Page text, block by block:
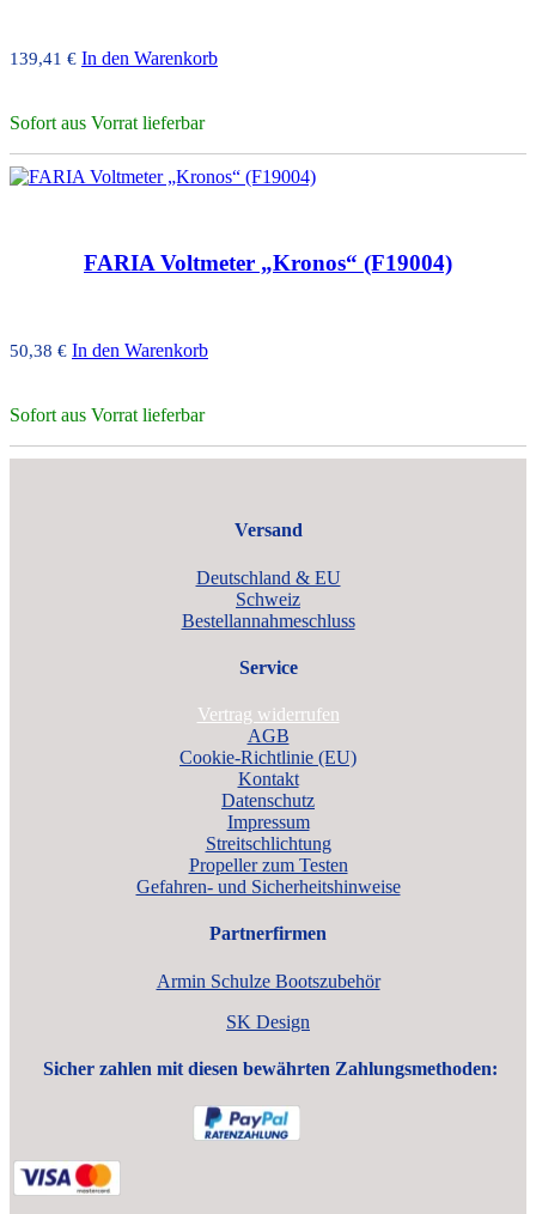
139,41 € In den Warenkorb
Sofort aus Vorrat lieferbar
FARIA Voltmeter „Kronos“ (F19004)
50,38 € In den Warenkorb
Sofort aus Vorrat lieferbar
Versand
Deutschland & EU
Schweiz
Bestellannahmeschluss
Service
Vertrag widerrufen
AGB
Cookie-Richtlinie (EU)
Kontakt
Datenschutz
Impressum
Streitschlichtung
Propeller zum Testen
Gefahren- und Sicherheitshinweise
Partnerfirmen
Armin Schulze Bootszubehör
SK Design
Sicher zahlen mit diesen bewährten Zahlungsmethoden: